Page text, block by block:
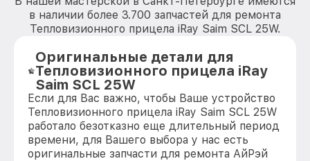
в наличии более 3.700 запчастей для ремонта
Тепловизионного прицела iRay Saim SCL 25W.
Оригинальные детали для
Тепловизионного прицела iRay
Saim SCL 25W
Если для Вас важно, чтобы Ваше устройство
Тепловизионного прицела iRay Saim SCL 25W
работало безотказно еще длительный период
времени, для Вашего выбора у нас есть
оригинальные запчасти для ремонта АйРэй